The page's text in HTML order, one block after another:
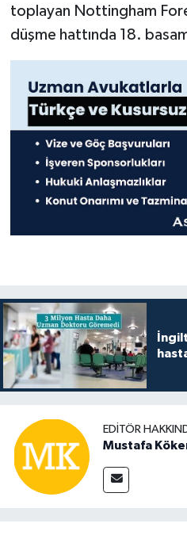
toplayan Nottingham
düşme hattında 18.
EDITÖR
Mustafa